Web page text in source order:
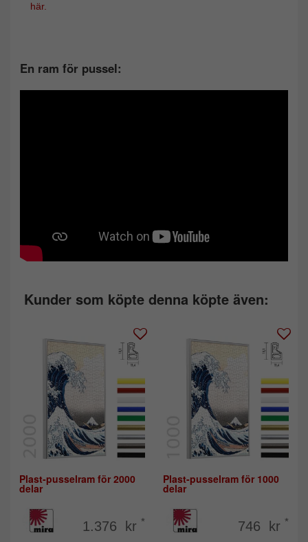
här.
En ram för pussel:
Kunder som köpte denna köpte även:
Plast-pusselram för 2000
delar
1.376 kr *
Plast-pusselram för 1000
delar
746 kr *